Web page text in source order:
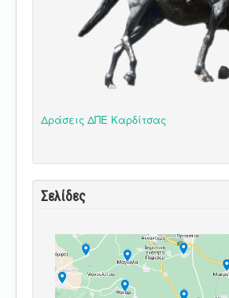
Δράσεις ΔΠΕ Καρδίτσας
Σελίδες